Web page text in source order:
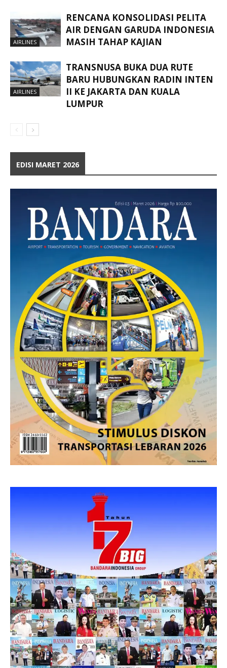
AIRLINES
RENCANA KONSOLIDASI PELITA
AIR DENGAN GARUDA INDONESIA
MASIH TAHAP KAJIAN
AIRLINES
TRANSNUSA BUKA DUA RUTE
BARU HUBUNGKAN RADIN INTEN
II KE JAKARTA DAN KUALA
LUMPUR
EDISI MARET 2026